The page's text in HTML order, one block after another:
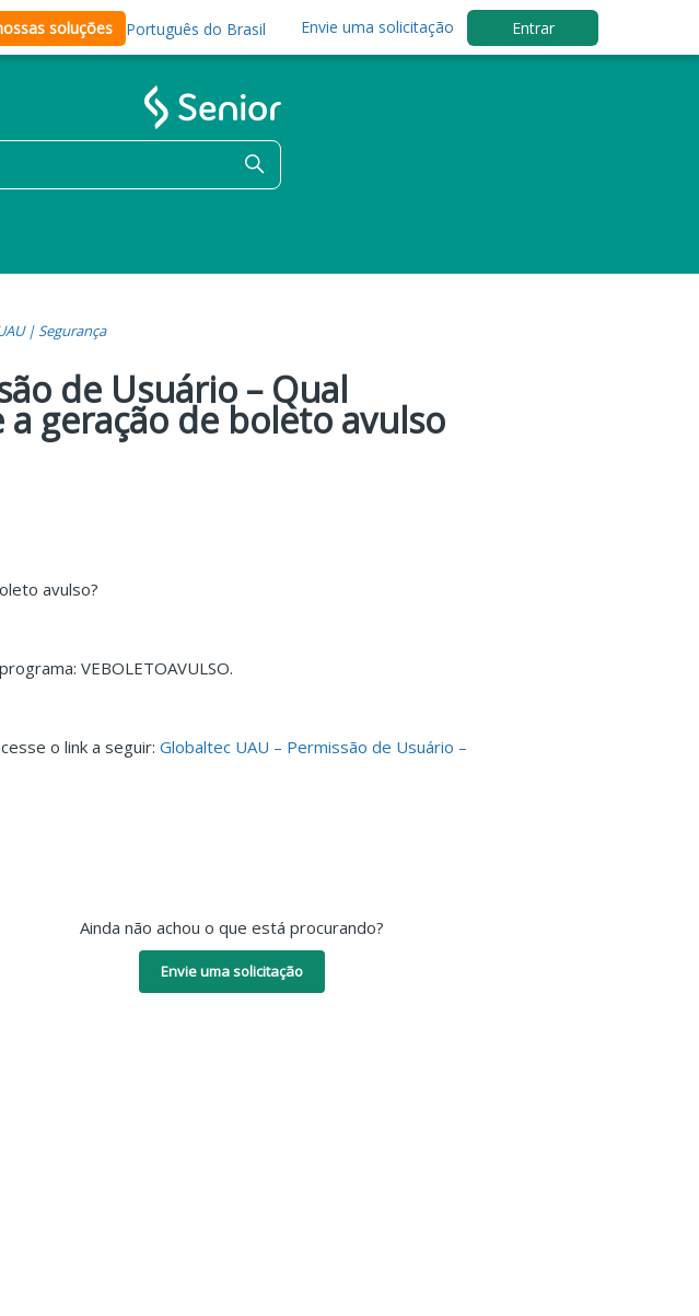
soluções Português do Brasil Envie uma solicitação Entrar
| Segurança
de Usuário – Qual
geração de boleto avulso
avulso?
VEBOLETOAVULSO.
o link a seguir:Globaltec UAU – Permissão de Usuário –
Ainda não achou o que está procurando?
Envie uma solicitação